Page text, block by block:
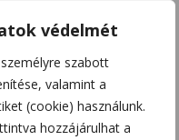
védelmét
szabott
valamint a
(cookie) használunk.
hozzájárulhat a